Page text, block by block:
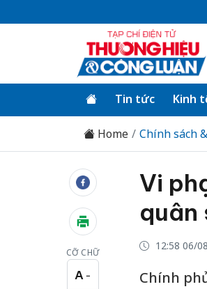
Tin tức Kinh
Home Chính sách
CỠ CHỮ
A −
Cỡ chữ nhỏ
Vi
quân
12:58 06/
Chính